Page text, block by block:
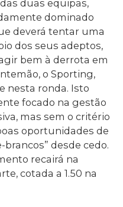
duas equipas,
dominado
deverá tentar uma
dos seus adeptos,
bem à derrota em
o Sporting,
nesta ronda. Isto
focado na gestão
mas sem o critério
oportunidades de
desde cedo.
recairá na
cotada a 1.50 na